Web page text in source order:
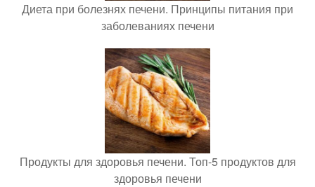
Диета при болезнях печени. Принципы питания при
заболеваниях печени
Продукты для здоровья печени. Топ-5 продуктов для
здоровья печени